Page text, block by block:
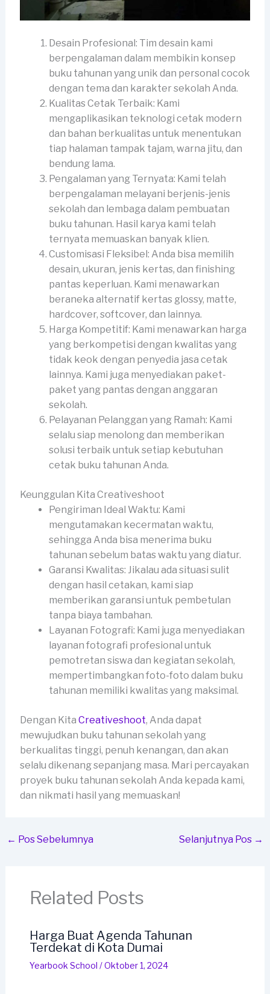
Desain Profesional: Tim desain kami
berpengalaman dalam membikin konsep
buku tahunan yang unik dan personal cocok
dengan tema dan karakter sekolah Anda.
Kualitas Cetak Terbaik: Kami
mengaplikasikan teknologi cetak modern
dan bahan berkualitas untuk menentukan
tiap halaman tampak tajam, warna jitu, dan
bendung lama.
Pengalaman yang Ternyata: Kami telah
berpengalaman melayani berjenis-jenis
sekolah dan lembaga dalam pembuatan
buku tahunan. Hasil karya kami telah
ternyata memuaskan banyak klien.
Customisasi Fleksibel: Anda bisa memilih
desain, ukuran, jenis kertas, dan finishing
pantas keperluan. Kami menawarkan
beraneka alternatif kertas glossy, matte,
hardcover, softcover, dan lainnya.
Harga Kompetitif: Kami menawarkan harga
yang berkompetisi dengan kwalitas yang
tidak keok dengan penyedia jasa cetak
lainnya. Kami juga menyediakan paket-
paket yang pantas dengan anggaran
sekolah.
Pelayanan Pelanggan yang Ramah: Kami
selalu siap menolong dan memberikan
solusi terbaik untuk setiap kebutuhan
cetak buku tahunan Anda.
Keunggulan Kita Creativeshoot
Pengiriman Ideal Waktu: Kami
mengutamakan kecermatan waktu,
sehingga Anda bisa menerima buku
tahunan sebelum batas waktu yang diatur.
Garansi Kwalitas: Jikalau ada situasi sulit
dengan hasil cetakan, kami siap
memberikan garansi untuk pembetulan
tanpa biaya tambahan.
Layanan Fotografi: Kami juga menyediakan
layanan fotografi profesional untuk
pemotretan siswa dan kegiatan sekolah,
mempertimbangkan foto-foto dalam buku
tahunan memiliki kwalitas yang maksimal.
Dengan Kita Creativeshoot, Anda dapat
mewujudkan buku tahunan sekolah yang
berkualitas tinggi, penuh kenangan, dan akan
selalu dikenang sepanjang masa. Mari percayakan
proyek buku tahunan sekolah Anda kepada kami,
dan nikmati hasil yang memuaskan!
← Pos Sebelumnya Selanjutnya Pos →
Related Posts
Harga Buat Agenda Tahunan
Terdekat di Kota Dumai
Yearbook School /Oktober 1, 2024